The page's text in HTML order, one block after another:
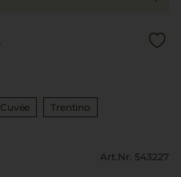
Cuvée Trentino
Art.Nr. 543227